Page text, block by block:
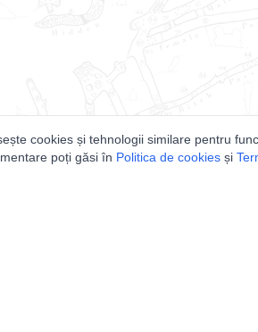
cookies și tehnologii similare pentru
poți găsi în Politica de cookies și